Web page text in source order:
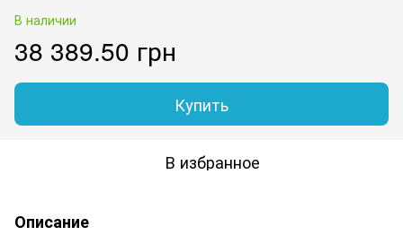
В наличии
38 389.50 грн
Купить
В избранное
Описание